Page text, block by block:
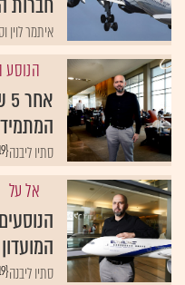
איתמר לוין
{19}סתיו ליבנה
אל על
{19}סתיו ליבנה